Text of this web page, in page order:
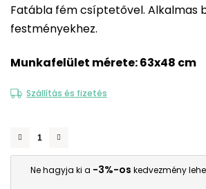
Fatábla fém csíptetővel. Alkalmas
festményekhez.
Munkafelület mérete: 63x48 cm
Szállítás és fizetés
Ne hagyja ki a -3%-os kedvezmény
átlagos
értékelése
ből
0,0